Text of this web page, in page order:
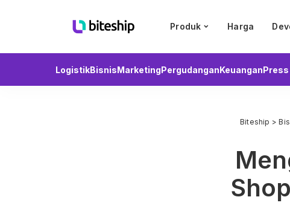
Produk Harga
LogistikBisnisMarketingPergudanganKeuanganPress
Biteship >